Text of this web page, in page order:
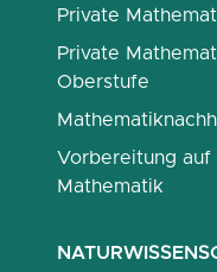
Private
Private
Oberstufe
Vorbereitung auf
Mathematik